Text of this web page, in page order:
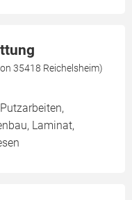
35418 Reichelsheim)
Laminat,